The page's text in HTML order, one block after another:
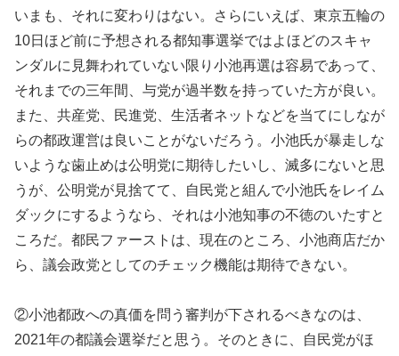
いまも、それに変わりはない。さらにいえば、東京五輪の
10日ほど前に予想される都知事選挙ではよほどのスキャ
ンダルに見舞われていない限り小池再選は容易であって、
それまでの三年間、与党が過半数を持っていた方が良い。
また、共産党、民進党、生活者ネットなどを当てにしなが
らの都政運営は良いことがないだろう。小池氏が暴走しな
いような歯止めは公明党に期待したいし、滅多にないと思
うが、公明党が見捨てて、自民党と組んで小池氏をレイム
ダックにするようなら、それは小池知事の不徳のいたすと
ころだ。都民ファーストは、現在のところ、小池商店だか
ら、議会政党としてのチェック機能は期待できない。
②小池都政への真価を問う審判が下されるべきなのは、
2021年の都議会選挙だと思う。そのときに、自民党がほ